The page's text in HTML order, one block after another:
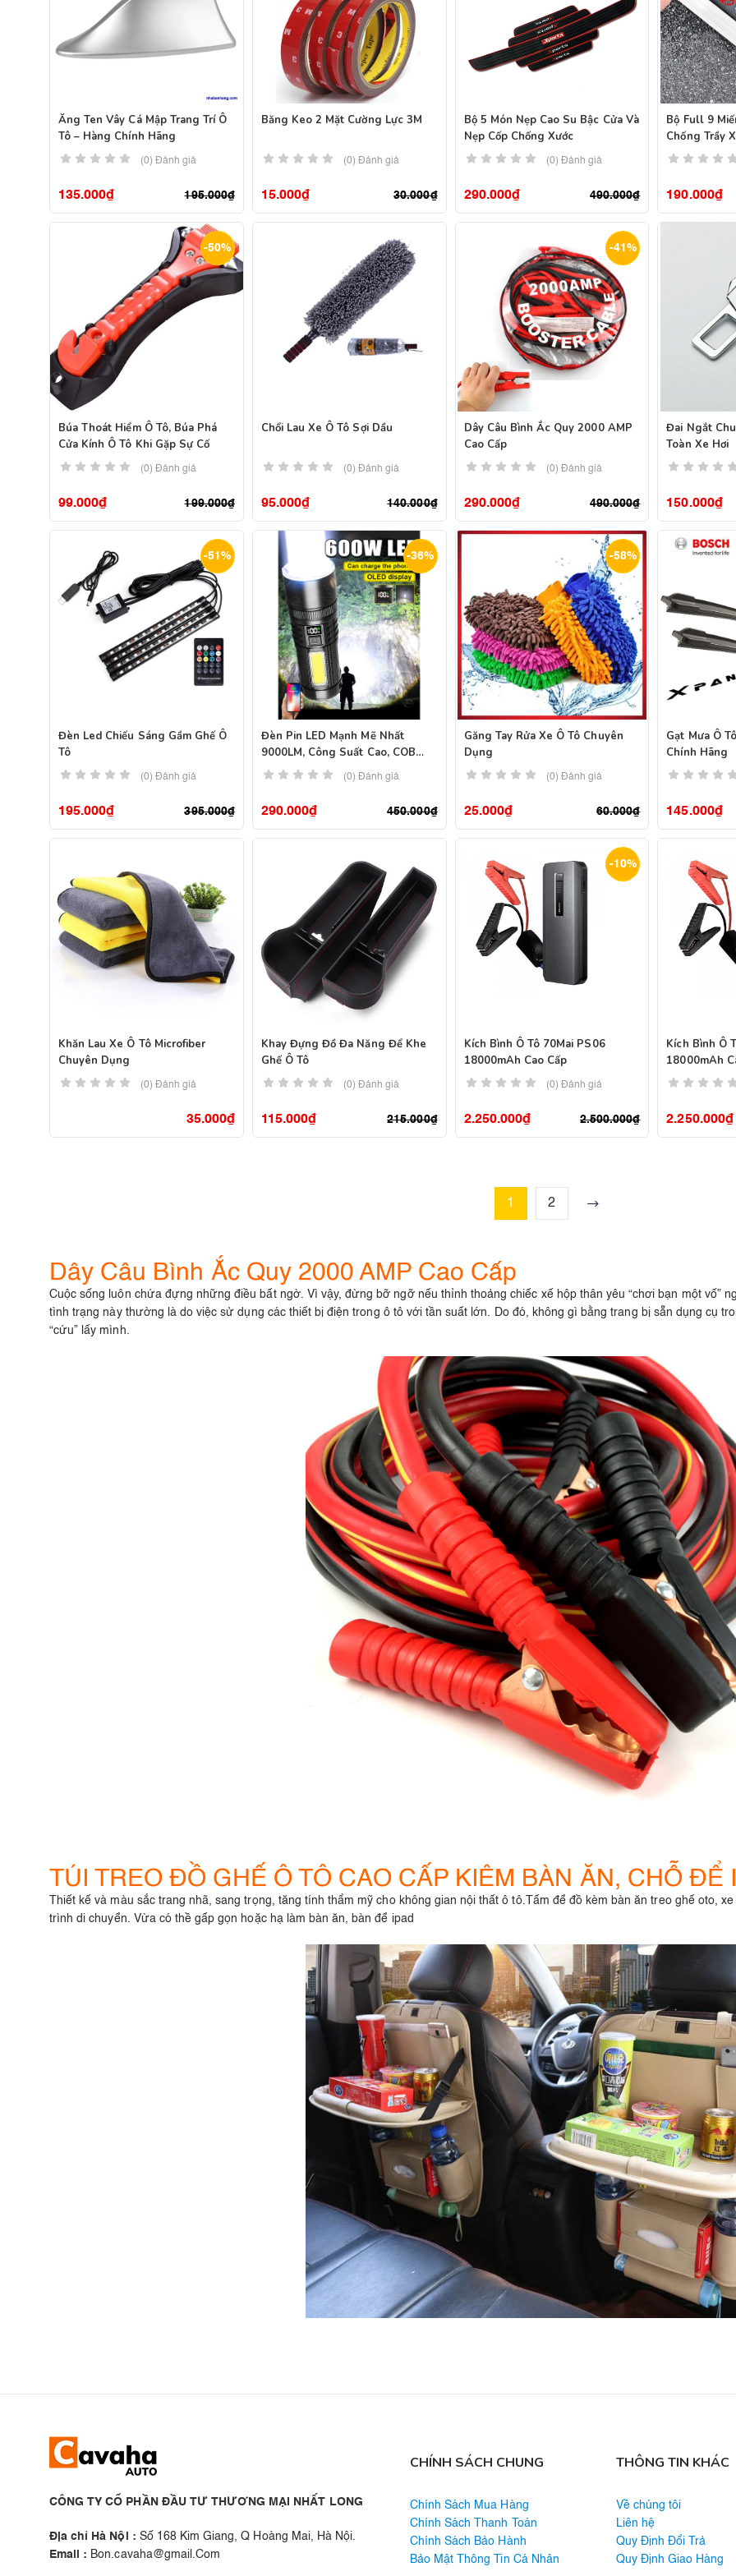
Dây Câu Bình Ắc Quy 2000 AMP Cao Cấp
Cuộc sống luôn chứa đựng những điều bất ngờ. Vì vậy, đừng bỡ ngỡ nếu thỉnh thoảng chiếc xế hộp thân yêu “chơi bạn một vố”
tình trạng này thường là do việc sử dụng các thiết bị điện trong ô tô với tần suất lớn. Do đó, không gì bằng trang bị sẵn dụng cụ
“cứu” lấy mình.
TÚI TREO ĐỒ GHẾ Ô TÔ CAO CẤP KIÊM BÀN ĂN, CHỖ ĐỂ
Thiết kế và màu sắc trang nhã, sang trọng, tăng tính thẩm mỹ cho không gian nội thất ô tô.Tấm để đồ kèm bàn ăn treo ghế oto,
trình di chuyển. Vừa có thề gấp gọn hoặc hạ làm bàn ăn, bàn để ipad
Ăng Ten Vây Cá Mập Trang Trí Ô
Tô – Hàng Chính Hãng
(0) Đánh giá
195.000₫
135.000₫
Băng Keo 2 Mặt Cường Lực 3M
(0) Đánh giá
30.000₫
15.000₫
Bộ 5 Món Nẹp Cao Su Bậc Cửa Và
Nẹp Cốp Chống Xước
(0) Đánh giá
490.000₫
290.000₫
Bộ Full 9
Chống Trầy
Xe Ô Tô
190.000₫
-50%
Búa Thoát Hiểm Ô Tô, Búa Phá
Cửa Kính Ô Tô Khi Gặp Sự Cố
(0) Đánh giá
199.000₫
99.000₫
Chổi Lau Xe Ô Tô Sợi Dầu
(0) Đánh giá
140.000₫
95.000₫
-41%
Dây Câu Bình Ắc Quy 2000 AMP
Cao Cấp
(0) Đánh giá
490.000₫
290.000₫
Đai Ngắt
Toàn Xe Hơi
150.000₫
-51%
Đèn Led Chiếu Sáng Gầm Ghế Ô
Tô
(0) Đánh giá
395.000₫
195.000₫
-36%
Đèn Pin LED Mạnh Mẽ Nhất
9000LM, Công Suất Cao, COB
Siêu Mạnh Có Sạc Usb
(0) Đánh giá
450.000₫
290.000₫
-58%
Găng Tay Rửa Xe Ô Tô Chuyên
Dụng
(0) Đánh giá
60.000₫
25.000₫
Gạt Mưa Ô
Chính Hãng
145.000₫
Khăn Lau Xe Ô Tô Microfiber
Chuyên Dụng
(0) Đánh giá
35.000₫
Khay Đựng Đồ Đa Năng Để Khe
Ghế Ô Tô
(0) Đánh giá
215.000₫
115.000₫
-10%
Kích Bình Ô Tô 70Mai PS06
18000mAh Cao Cấp
(0) Đánh giá
2.500.000₫
2.250.000₫
Kích Bình Ô
18000mAh
2.250.000₫
1 2
CÔNG TY CỔ PHẦN ĐẦU TƯ THƯƠNG MẠI NHẤT LONG
Địa chỉ Hà Nội : Số 168 Kim Giang, Q Hoàng Mai, Hà Nội.
Email : Bon.cavaha@gmail.Com
CHÍNH SÁCH CHUNG
Chính Sách Mua Hàng
Chính Sách Thanh Toán
Chính Sách Bảo Hành
Bảo Mật Thông Tin Cá Nhân
THÔNG TIN KHÁC
Về chúng tôi
Liên hệ
Quy Định Đổi Trả
Quy Định Giao Hàng